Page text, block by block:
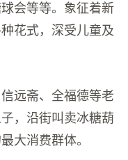
会等等。象征着新
花式，深受儿童及
远斋、全福德等老
，沿街叫卖冰糖葫
大消费群体。